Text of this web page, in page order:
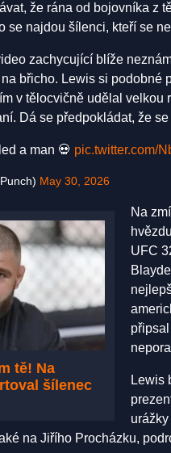
že rána od bojovníka z
se najdou šílenci, kteří se
zachycující blíže
břicho. Lewis si podobné
v tělocvičně udělal velkou
Dá se předpokládat, že
a man 💀 pic.twitter.com/
May 30, 2026
tě! Na
šílenec
Na
UFC
Lewis
na Jiřího Procházku,